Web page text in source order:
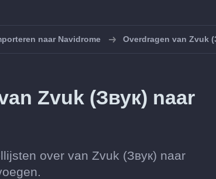
naar Navidrome Overdragen van Zvuk
Zvuk (Звук) naar
over van Zvuk (Звук) naar